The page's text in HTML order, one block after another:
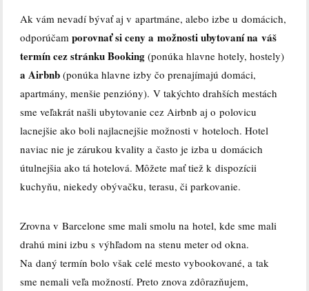
Ak vám nevadí bývať aj v apartmáne, alebo izbe u domácich,
odporúčamporovnať si ceny a možnosti ubytovaní na váš
termín cez stránku Booking (ponúka hlavne hotely, hostely)
a Airbnb (ponúka hlavne izby čo prenajímajú domáci,
apartmány, menšie penzióny). V takýchto drahších mestách
sme veľakrát našli ubytovanie cez Airbnb aj o polovicu
lacnejšie ako boli najlacnejšie možnosti v hoteloch. Hotel
naviac nie je zárukou kvality a často je izba u domácich
útulnejšia ako tá hotelová. Môžete mať tiež k dispozícii
kuchyňu, niekedy obývačku, terasu, či parkovanie.
Zrovna v Barcelone sme mali smolu na hotel, kde sme mali
drahú mini izbu s výhľadom na stenu meter od okna.
Na daný termín bolo však celé mesto vybookované, a tak
sme nemali veľa možností. Preto znova zdôrazňujem,